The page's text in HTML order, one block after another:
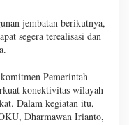
jembatan berikutnya,
segera terealisasi dan
Pemerintah
konektivitas wilayah
Dalam kegiatan itu,
Dharmawan Irianto,